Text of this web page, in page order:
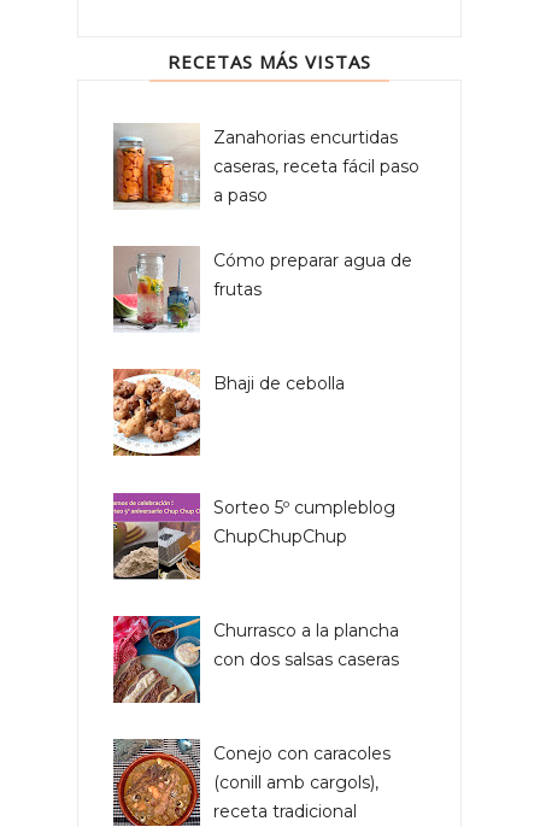
RECETAS MÁS VISTAS
Zanahorias encurtidas
caseras, receta fácil paso
a paso
Cómo preparar agua de
frutas
Bhaji de cebolla
Sorteo 5º cumpleblog
ChupChupChup
Churrasco a la plancha
con dos salsas caseras
Conejo con caracoles
(conill amb cargols),
receta tradicional